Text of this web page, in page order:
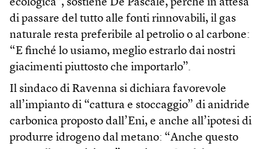
ecologica”, sostiene De Pascale, perché in attesa
di passare del tutto alle fonti rinnovabili, il gas
naturale resta preferibile al petrolio o al carbone:
“E finché lo usiamo, meglio estrarlo dai nostri
giacimenti piuttosto che importarlo”.
Il sindaco di Ravenna si dichiara favorevole
all’impianto di “cattura e stoccaggio” di anidride
carbonica proposto dall’Eni, e anche all’ipotesi di
produrre idrogeno dal metano: “Anche questo